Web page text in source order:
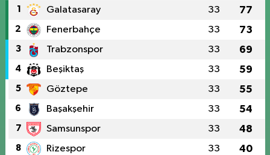
1 Galatasaray 33 77
2 Fenerbahçe 33 73
3 Trabzonspor 33 69
4 Beşiktaş 33 59
5 Göztepe 33 55
6 Başakşehir 33 54
7 Samsunspor 33 48
8 Rizespor 33 40